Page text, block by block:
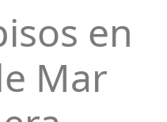
en
Mar